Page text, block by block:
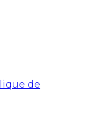
de